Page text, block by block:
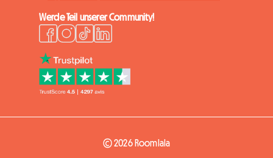
Werde Teil unserer Community!
© 2026 Roomlala